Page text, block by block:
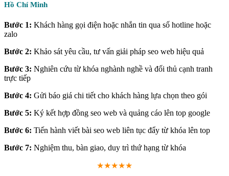
Hồ Chí Minh
Bước 1: Khách hàng gọi điện hoặc nhắn tin qua số hotline hoặc
zalo
Bước 2: Khảo sát yêu cầu, tư vấn giải pháp seo web hiệu quả
Bước 3: Nghiên cứu từ khóa nghành nghề và đối thủ cạnh tranh
trực tiếp
Bước 4: Gửi báo giá chi tiết cho khách hàng lựa chọn theo gói
Bước 5: Ký kết hợp đồng seo web và quảng cáo lên top google
Bước 6: Tiến hành viết bài seo web liên tục đẩy từ khóa lên top
Bước 7: Nghiệm thu, bàn giao, duy trì thứ hạng từ khóa
★★★★★